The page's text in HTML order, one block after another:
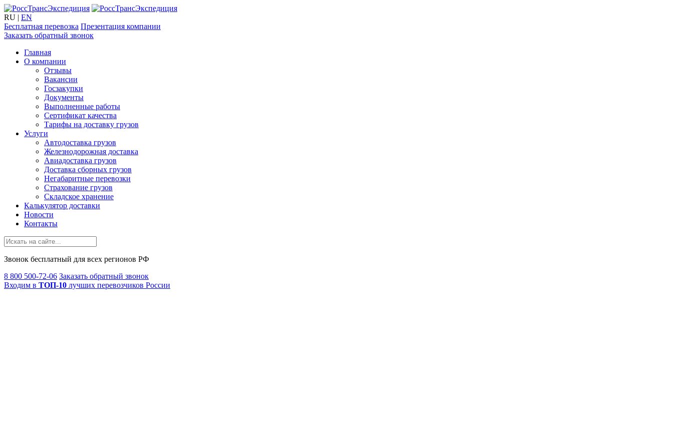
RU | EN
Бесплатная перевозка Презентация компании
Заказать обратный звонок
Главная
О компании
Отзывы
Вакансии
Госзакупки
Документы
Выполненные работы
Сертификат качества
Тарифы на доставку грузов
Услуги
Автодоставка грузов
Железнодорожная доставка
Авиадоставка грузов
Доставка сборных грузов
Негабаритные перевозки
Страхование грузов
Складское хранение
Калькулятор доставки
Новости
Контакты
Звонок бесплатный для всех регионов РФ
8 800 500-72-06 Заказать обратный звонок
Входим в ТОП-10 лучших перевозчиков России